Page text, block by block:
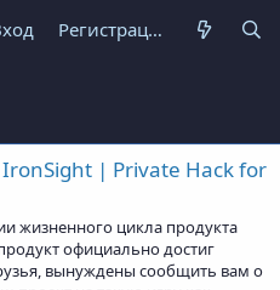
Регистрация
| Private Hack for
жизненного цикла продукта
официально достиг
вынуждены сообщить вам о